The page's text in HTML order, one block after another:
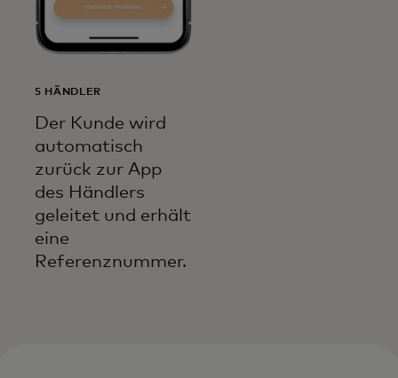
5 HÄNDLER
Der Kunde wird
automatisch
zurück zur App
des Händlers
geleitet und erhält
eine
Referenznummer.